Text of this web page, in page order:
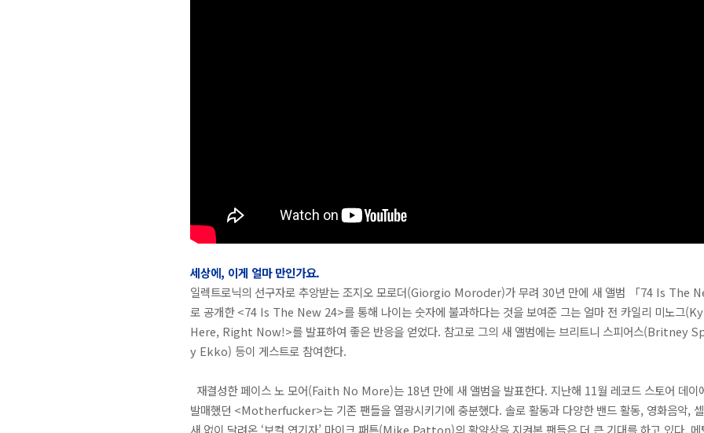
세상에, 이게 얼마 만인가요.
일렉트로닉의 선구자로 추앙받는 조지오 모로더(Giorgio Moroder)가 무려 30년 만에 새 앨범 「74 Is The
로 공개한 <74 Is The New 24>를 통해 나이는 숫자에 불과하다는 것을 보여준 그는 얼마 전 카일리 미노
Here, Right Now!>를 발표하여 좋은 반응을 얻었다. 참고로 그의 새 앨범에는 브리트니 스피어스(Britney
y Ekko) 등이 게스트로 참여한다.
재결성한 페이스 노 모어(Faith No More)는 18년 만에 새 앨범을 발표한다. 지난해 11월 레코드 스토어 데이
발매했던 <Motherfucker>는 기존 팬들을 열광시키기에 충분했다. 솔로 활동과 다양한 밴드 활동, 영화음악,
새 없이 달려온 ‘보컬 연기자’ 마이크 패튼(Mike Patton)의 활약상을 지켜본 팬들은 더 큰 기대를 하고 있다.